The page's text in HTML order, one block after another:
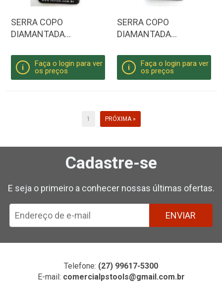
SERRA COPO
DIAMANTADA
i
Faça o login para ver
os preços
SERRA COPO
DIAMANTADA
i
Faça o login para ver
os preços
1 PRÓXIMA »
Cadastre-se
E seja o primeiro a conhecer nossas últimas ofertas.
ENVIAR
Telefone: (27) 99617-5300
E-mail: comercialpstools@gmail.com.br